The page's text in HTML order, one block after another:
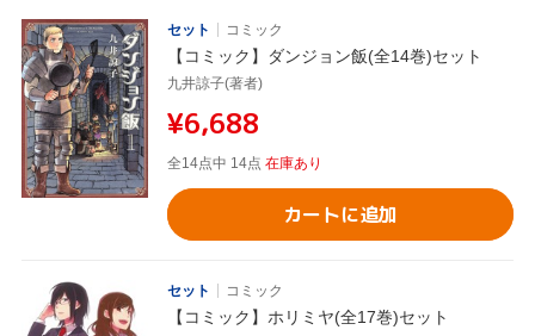
セット コミック
【コミック】ダンジョン飯(全14巻)セット
九井諒子(著者)
¥6,688
全14点中 14点 在庫あり
カートに追加
セット コミック
【コミック】ホリミヤ(全17巻)セット